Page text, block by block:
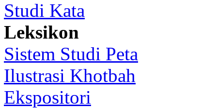
Studi Kata
Leksikon
Sistem Studi Peta
Ilustrasi Khotbah
Ekspositori